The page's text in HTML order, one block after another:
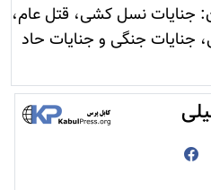
جنایات نسل کشی، قتل عام،
جنایات جنگی و جنایات حاد